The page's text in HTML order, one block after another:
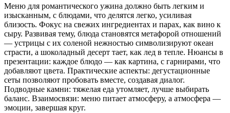
Меню для романтического ужина должно быть легким и
изысканным, с блюдами, что делятся легко, усиливая
близость. Фокус на свежих ингредиентах и парах, как вино к
сыру. Развивая тему, блюда становятся метафорой отношений
— устрицы с их соленой нежностью символизируют океан
страсти, а шоколадный десерт тает, как лед в тепле. Нюансы в
презентации: каждое блюдо — как картина, с гарнирами, что
добавляют цвета. Практические аспекты: дегустационные
сеты позволяют пробовать вместе, создавая диалог.
Подводные камни: тяжелая еда утомляет, лучше выбирать
баланс. Взаимосвязи: меню питает атмосферу, а атмосфера —
эмоции, завершая круг.